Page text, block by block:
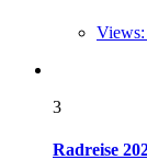
3
Radreise